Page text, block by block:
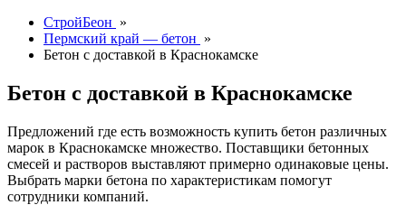
СтройБеон »
Пермский край — бетон »
Бетон с доставкой в Краснокамске
Бетон с доставкой в Краснокамске
Предложений где есть возможность купить бетон различных
марок в Краснокамске множество. Поставщики бетонных
смесей и растворов выставляют примерно одинаковые цены.
Выбрать марки бетона по характеристикам помогут
сотрудники компаний.